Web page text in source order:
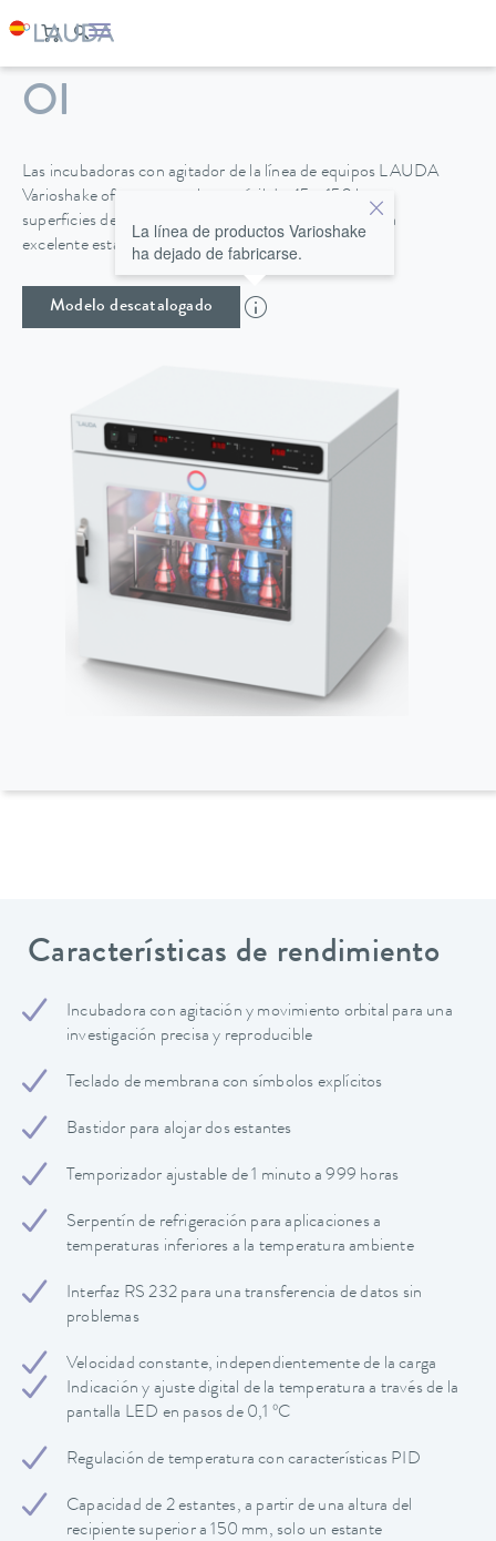
VARIOSHAKE VS 45
OI
Las incubadoras con agitador de la línea de equipos LAUDA
Varioshake ofrecen un volumen útil de 45 a 150 l con
superficies de agitación de hasta 676 x 540 mm y una
excelente estabilidad de temperatura de ±0,2 K.
Modelo descatalogado
La línea de productos Varioshake
ha dejado de fabricarse.
Características de rendimiento
Incubadora con agitación y movimiento orbital para una
investigación precisa y reproducible
Teclado de membrana con símbolos explícitos
Bastidor para alojar dos estantes
Temporizador ajustable de 1 minuto a 999 horas
Serpentín de refrigeración para aplicaciones a
temperaturas inferiores a la temperatura ambiente
Interfaz RS 232 para una transferencia de datos sin
problemas
Velocidad constante, independientemente de la carga
Indicación y ajuste digital de la temperatura a través de la
pantalla LED en pasos de 0,1 ºC
Regulación de temperatura con características PID
Capacidad de 2 estantes, a partir de una altura del
recipiente superior a 150 mm, solo un estante